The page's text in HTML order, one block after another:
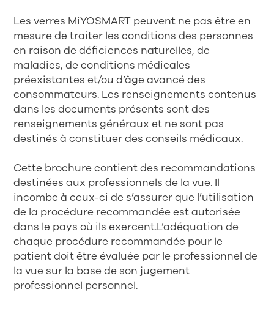
Les verres MiYOSMART peuvent ne pas être en
mesure de traiter les conditions des personnes
en raison de déficiences naturelles, de
maladies, de conditions médicales
préexistantes et/ou d’âge avancé des
consommateurs. Les renseignements contenus
dans les documents présents sont des
renseignements généraux et ne sont pas
destinés à constituer des conseils médicaux.
Cette brochure contient des recommandations
destinées aux professionnels de la vue. Il
incombe à ceux-ci de s’assurer que l’utilisation
de la procédure recommandée est autorisée
dans le pays où ils exercent.L’adéquation de
chaque procédure recommandée pour le
patient doit être évaluée par le professionnel de
la vue sur la base de son jugement
professionnel personnel.